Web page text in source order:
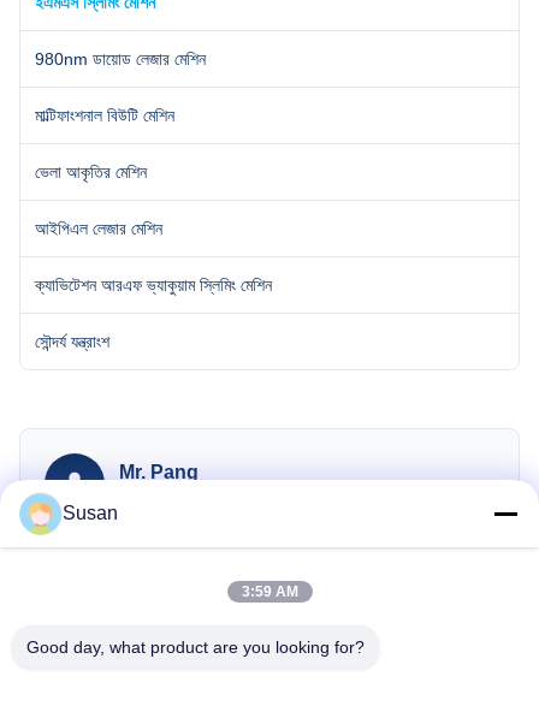
980nm ডায়োড লেজার মেশিন
মাল্টিফাংশনাল বিউটি মেশিন
ভেলা আকৃতির মেশিন
আইপিএল লেজার মেশিন
ক্যাভিটেশন আরএফ ভ্যাকুয়াম স্লিমিং মেশিন
সৌন্দর্য যন্ত্রাংশ
Mr. Pang
sales@wfkmdz.com
Susan
3:59 AM
Good day, what product are you looking for?